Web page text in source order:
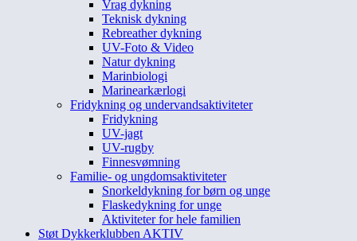
Vrag dykning
Teknisk dykning
Rebreather dykning
UV-Foto & Video
Natur dykning
Marinbiologi
Marinearkærlogi
Fridykning og undervandsaktiviteter
Fridykning
UV-jagt
UV-rugby
Finnesvømning
Familie- og ungdomsaktiviteter
Snorkeldykning for børn og unge
Flaskedykning for unge
Aktiviteter for hele familien
Støt Dykkerklubben AKTIV